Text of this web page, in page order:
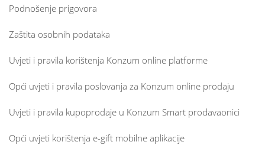
Podnošenje prigovora
Zaštita osobnih podataka
Uvjeti i pravila korištenja Konzum online platforme
Opći uvjeti i pravila poslovanja za Konzum online prodaju
Uvjeti i pravila kupoprodaje u Konzum Smart prodavaonici
Opći uvjeti korištenja e-gift mobilne aplikacije